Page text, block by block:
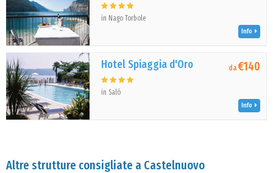
in Nago Torbole
Info
Hotel Spiaggia d'Oro
in Salò
da€140
Info
Altre strutture consigliate a Castelnuovo